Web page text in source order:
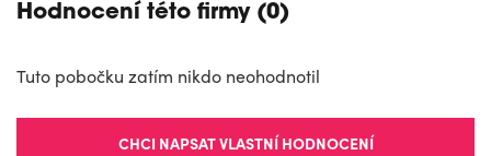
Hodnocení této firmy (0)
Tuto pobočku zatím nikdo neohodnotil
CHCI NAPSAT VLASTNÍ HODNOCENÍ